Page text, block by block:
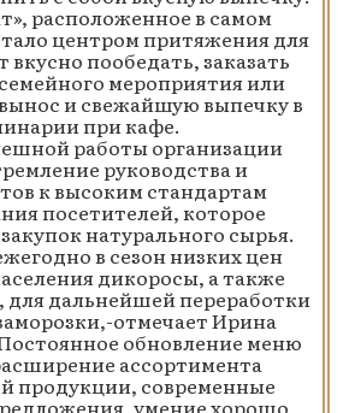
расположенное в самом
центром притяжения для
вкусно пообедать, заказать
мероприятия или
и свежайшую выпечку в
при кафе.
работы организации
руководства и
к высоким стандартам
посетителей, которое
натурального сырья.
в сезон низких цен
дикоросы, а также
дальнейшей переработки
отмечает Ирина
обновление меню
ассортимента
продукции, современные
умение хорошо